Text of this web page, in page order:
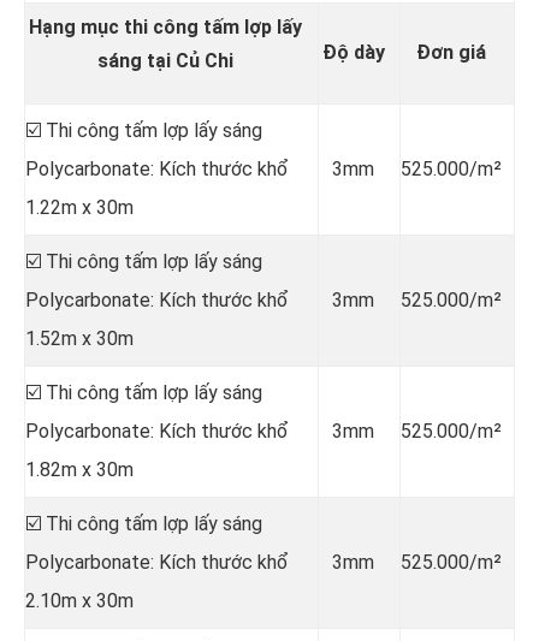
Hạng mục thi công tấm lợp lấy
sáng tại Củ Chi
Độ dày Đơn giá
☑️ Thi công tấm lợp lấy sáng
Polycarbonate: Kích thước khổ
1.22m x 30m
3mm 525.000/m²
☑️ Thi công tấm lợp lấy sáng
Polycarbonate: Kích thước khổ
1.52m x 30m
3mm 525.000/m²
☑️ Thi công tấm lợp lấy sáng
Polycarbonate: Kích thước khổ
1.82m x 30m
3mm 525.000/m²
☑️ Thi công tấm lợp lấy sáng
Polycarbonate: Kích thước khổ
2.10m x 30m
3mm 525.000/m²